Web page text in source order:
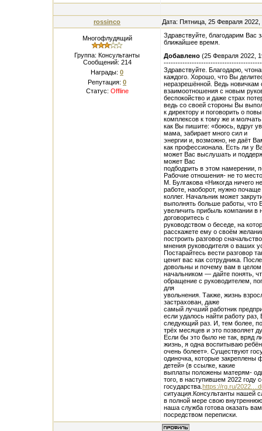
rossinco Дата: Пятница, 25 Февраля
Многофлудящий
Группа: Консультанты
Сообщений: 214
Награды: 0
Репутация: 0
Статус: Offline
Здравствуйте, благодарим Вас
ближайшее время.
Добавлено (25 Февраля 2022,
Здравствуйте. Благодарю,
каждого. Хорошо, что Вы
неразрешённой. Ведь новичкам
взаимоотношения с новым
беспокойство и даже страх
ведь со своей стороны Вы
к директору и поговорить о
комплексов к тому же и
как Вы пишите: «боюсь, вдруг
мама, забирает много сил и
энергии и, возможно, не даёт
как профессионала. Есть ли у
может Вас выслушать и
может Вас
подбодрить в этом намерении,
Рабочие отношения- не то
М. Булгакова «Никогда ничего
работе, наоборот, нужно
коллег. Начальник может
выполнять больше работы, что
увеличить прибыль компании в
договоритесь с
руководством о беседе, на
расскажете ему о своём
построить разговор
мнения руководителя о ваших
Постарайтесь вести разговор
ценит вас как сотрудника.
довольны и почему вам в целом
начальником — дайте понять,
обращение с руководителем,
для
увольнения. Также, жизнь
застрахован, даже
самый лучший работник
если удалось найти работу
следующий раз. И, тем более,
трёх месяцев и это позволяет
Если бы это было не так, вряд
жизнь, я одна воспитываю
очень болеет». Существуют
одиночка, которые
детей» (в ссылке, какие
выплаты положены матерям-
того, в наступившем 2022 году
государства. https://rg.ru/
ситуация.Консультанты нашей
в полной мере свою
наша служба готова оказать
посредством переписки.